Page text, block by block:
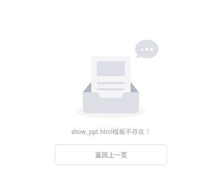
show_ppt.html模板不存在！
返回上一页